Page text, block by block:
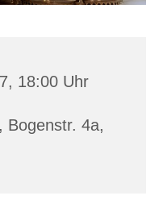
18:00 Uhr
Bogenstr. 4a,